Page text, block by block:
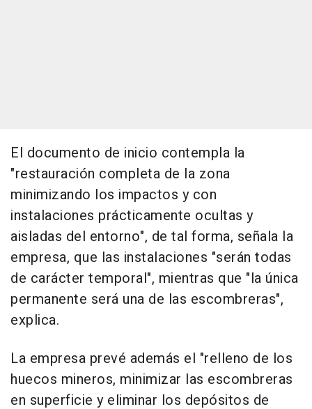
El documento de inicio contempla la
"restauración completa de la zona
minimizando los impactos y con
instalaciones prácticamente ocultas y
aisladas del entorno", de tal forma, señala la
empresa, que las instalaciones "serán todas
de carácter temporal", mientras que "la única
permanente será una de las escombreras",
explica.
La empresa prevé además el "relleno de los
huecos mineros, minimizar las escombreras
en superficie y eliminar los depósitos de